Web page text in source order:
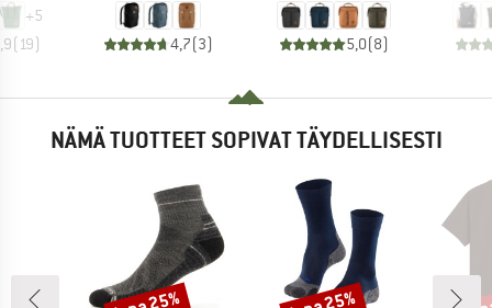
+5
( 19) 4,7(3) 5,0(8)
NÄMÄ TUOTTEET SOPIVAT TÄYDELLISESTI
Alennus Alennus